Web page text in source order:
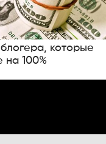
которые
на 100%